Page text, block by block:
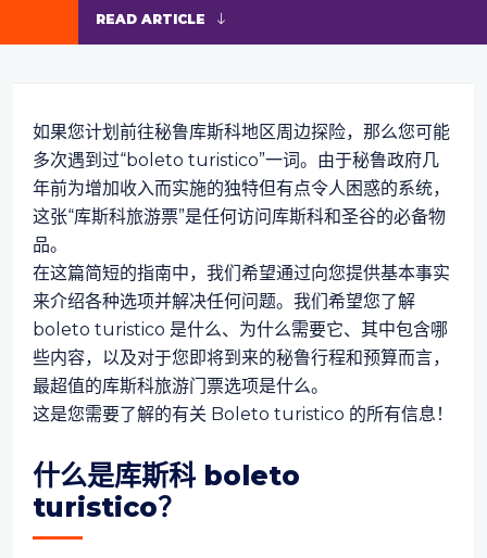
READ ARTICLE
如果您计划前往秘鲁库斯科地区周边探险，那么您可能
多次遇到过“boleto turistico”一词。由于秘鲁政府几
年前为增加收入而实施的独特但有点令人困惑的系统，
这张“库斯科旅游票”是任何访问库斯科和圣谷的必备物
品。
在这篇简短的指南中，我们希望通过向您提供基本事实
来介绍各种选项并解决任何问题。我们希望您了解
boleto turistico 是什么、为什么需要它、其中包含哪
些内容，以及对于您即将到来的秘鲁行程和预算而言，
最超值的库斯科旅游门票选项是什么。
这是您需要了解的有关 Boleto turistico 的所有信息！
什么是库斯科 boleto
turistico？